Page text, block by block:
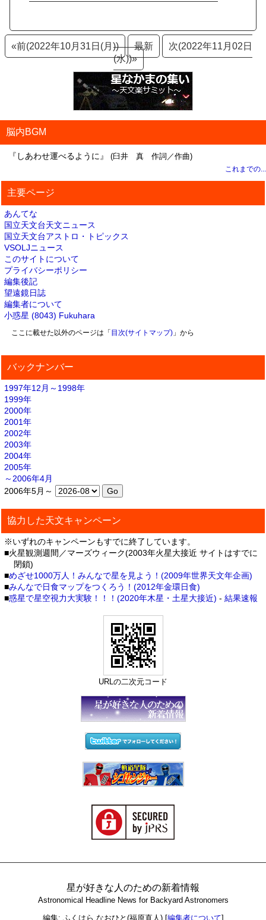
«前(2022年10月31日(月)) 最新
次(2022年11月02日
(水))»
脳内BGM
『しあわせ運べるように』 (臼井 真 作詞／作曲)
これまでの...
主要ページ
あんてな
国立天文台天文ニュース
国立天文台アストロ・トピックス
VSOLJニュース
このサイトについて
プライバシーポリシー
編集後記
望遠鏡日誌
編集者について
小惑星 (8043) Fukuhara
ここに載せた以外のページは「 目次(サイトマップ)」から
バックナンバー
1997年12月～1998年
1999年
2000年
2001年
2002年
2003年
2004年
2005年
～2006年4月
2006年5月～
協力した天文キャンペーン
※いずれのキャンペーンもすでに終了しています。
■火星観測週間／マーズウィーク(2003年火星大接近 サイトはすでに
閉鎖)
■めざせ1000万人！みんなで星を見よう！(2009年世界天文年企画)
■みんなで日食マップをつくろう！(2012年金環日食)
■惑星で星空視力大実験！！！(2020年木星・土星大接近) - 結果速報
URLの二次元コード
星が好きな人のための新着情報
Astronomical Headline News for Backyard Astronomers
編集: ふくはら なおひと(福原直人) [編集者について]